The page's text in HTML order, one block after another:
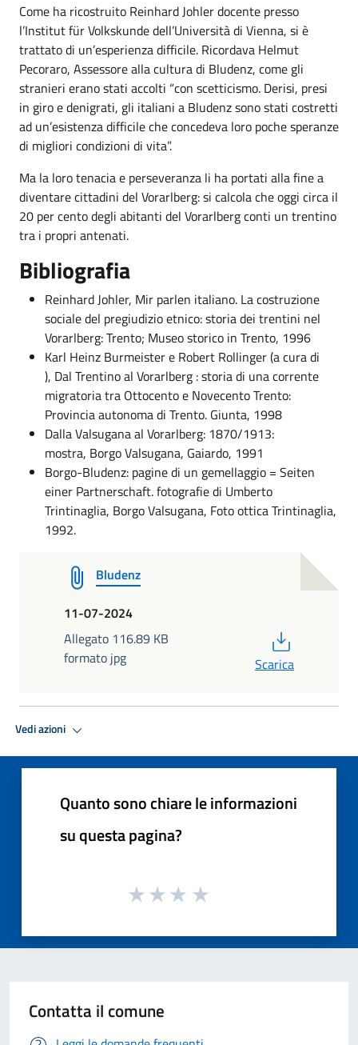
Come ha ricostruito Reinhard Johler docente presso
l’Institut für Volkskunde dell’Università di Vienna, si è
trattato di un’esperienza difficile. Ricordava Helmut
Pecoraro, Assessore alla cultura di Bludenz, come gli
stranieri erano stati accolti “con scetticismo. Derisi, presi
in giro e denigrati, gli italiani a Bludenz sono stati costretti
ad un’esistenza difficile che concedeva loro poche speranze
di migliori condizioni di vita”.
Ma la loro tenacia e perseveranza li ha portati alla fine a
diventare cittadini del Vorarlberg: si calcola che oggi circa il
20 per cento degli abitanti del Vorarlberg conti un trentino
tra i propri antenati.
Bibliografia
Reinhard Johler, Mir parlen italiano. La costruzione
sociale del pregiudizio etnico: storia dei trentini nel
Vorarlberg: Trento; Museo storico in Trento, 1996
Karl Heinz Burmeister e Robert Rollinger (a cura di
), Dal Trentino al Vorarlberg : storia di una corrente
migratoria tra Ottocento e Novecento Trento:
Provincia autonoma di Trento. Giunta, 1998
Dalla Valsugana al Vorarlberg: 1870/1913:
mostra, Borgo Valsugana, Gaiardo, 1991
Borgo-Bludenz: pagine di un gemellaggio = Seiten
einer Partnerschaft. fotografie di Umberto
Trintinaglia, Borgo Valsugana, Foto ottica Trintinaglia,
1992.
Bludenz
11-07-2024
Allegato 116.89 KB
formato jpg
Scarica
Vedi azioni
Quanto sono chiare le informazioni
su questa pagina?
Contatta il comune